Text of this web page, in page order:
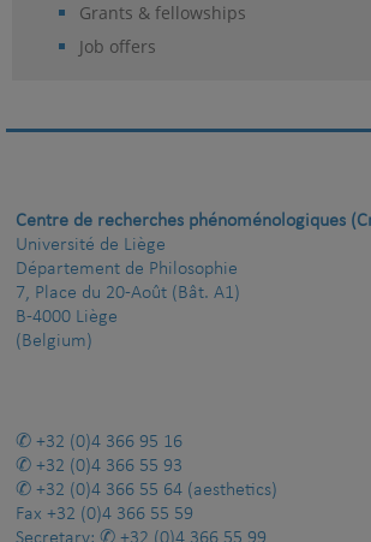
Grants & fellowships
Job offers
Centre de recherches phénoménologiques
Université de Liège
Département de Philosophie
7, Place du 20-Août (Bât. A1)
B-4000 Liège
(Belgium)
+32 (0)4 366 95 16
+32 (0)4 366 55 93
+32 (0)4 366 55 64 (aesthetics)
Fax +32 (0)4 366 55 59